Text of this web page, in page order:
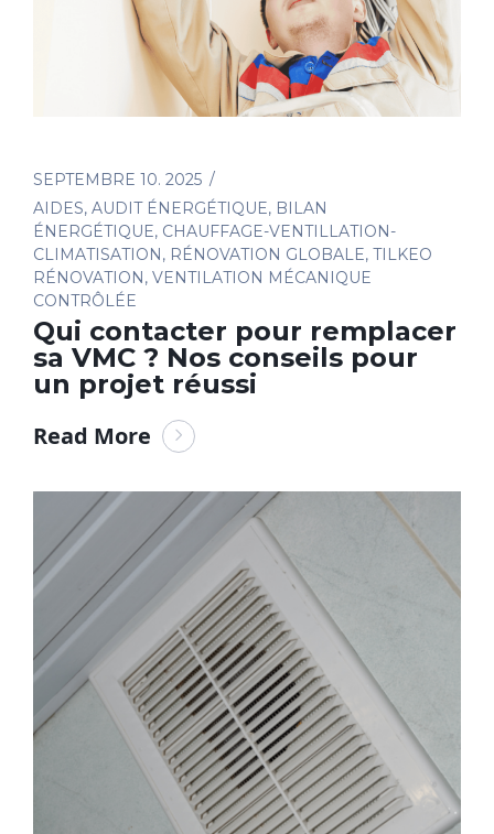
SEPTEMBRE 10. 2025
AIDES, AUDIT ÉNERGÉTIQUE, BILAN
ÉNERGÉTIQUE, CHAUFFAGE-VENTILLATION-
CLIMATISATION, RÉNOVATION GLOBALE, TILKEO
RÉNOVATION, VENTILATION MÉCANIQUE
CONTRÔLÉE
Qui contacter pour remplacer
sa VMC ? Nos conseils pour
un projet réussi
Read More